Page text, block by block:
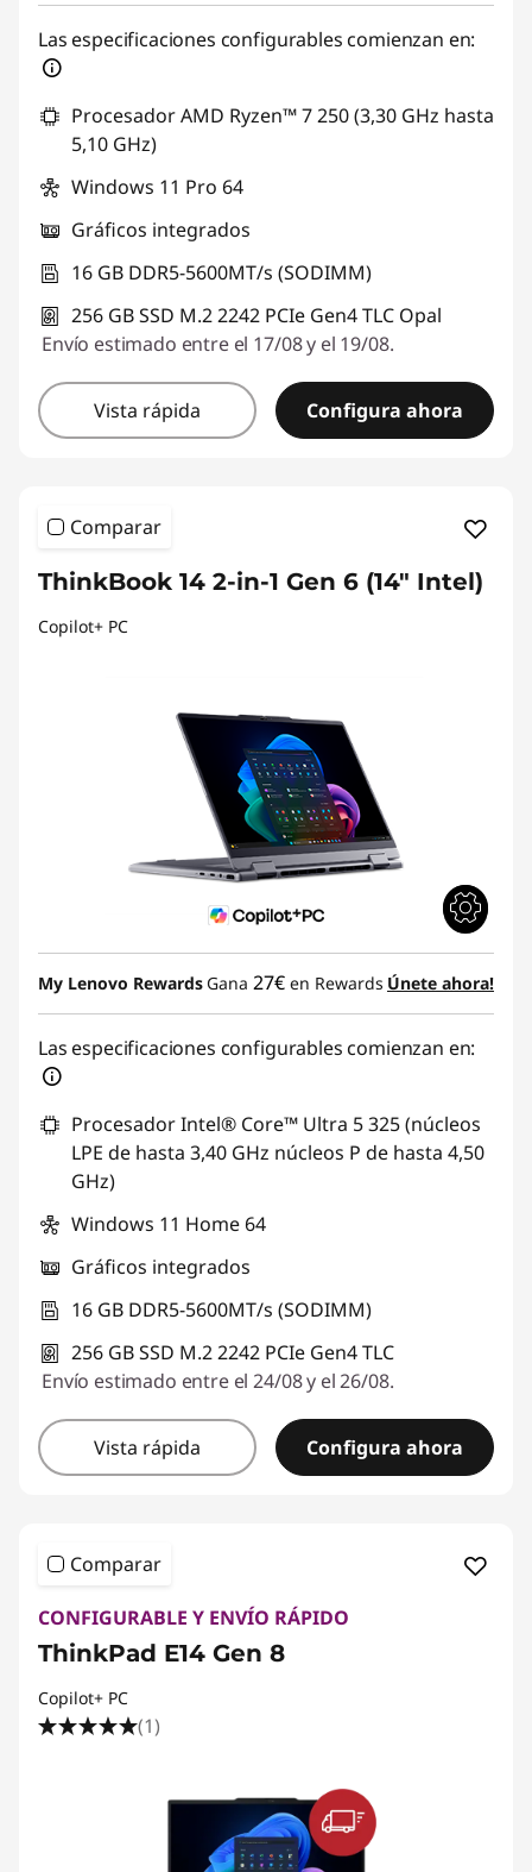
Las especificaciones configurables comienzan en:
Procesador AMD Ryzen™ 7 250 (3,30 GHz hasta
5,10 GHz)
Windows 11 Pro 64
Gráficos integrados
16 GB DDR5-5600MT/s (SODIMM)
256 GB SSD M.2 2242 PCIe Gen4 TLC Opal
Envío estimado entre el 17/08 y el 19/08.
Vista rápida Configura ahora
Comparar
ThinkBook 14 2-in-1 Gen 6 (14" Intel)
Copilot+ PC
My Lenovo Rewards Gana 27€ en Rewards Únete ahora!
Las especificaciones configurables comienzan en:
Procesador Intel® Core™ Ultra 5 325 (núcleos
LPE de hasta 3,40 GHz núcleos P de hasta 4,50
GHz)
Windows 11 Home 64
Gráficos integrados
16 GB DDR5-5600MT/s (SODIMM)
256 GB SSD M.2 2242 PCIe Gen4 TLC
Envío estimado entre el 24/08 y el 26/08.
Vista rápida Configura ahora
Comparar
CONFIGURABLE Y ENVÍO RÁPIDO
ThinkPad E14 Gen 8
Copilot+ PC
(1)